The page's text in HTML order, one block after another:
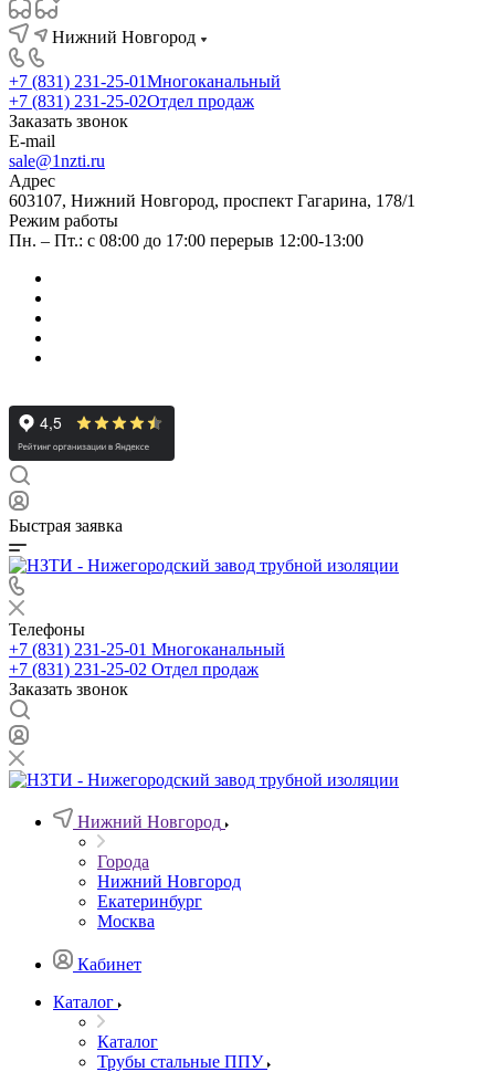
Нижний Новгород
+7 (831) 231-25-01Многоканальный
+7 (831) 231-25-02Отдел продаж
Заказать звонок
E-mail
sale@1nzti.ru
Адрес
603107, Нижний Новгород, проспект Гагарина, 178/1
Режим работы
Пн. – Пт.: с 08:00 до 17:00 перерыв 12:00-13:00
Быстрая заявка
Телефоны
+7 (831) 231-25-01 Многоканальный
+7 (831) 231-25-02 Отдел продаж
Заказать звонок
Нижний Новгород
Города
Нижний Новгород
Екатеринбург
Москва
Кабинет
Каталог
Каталог
Трубы стальные ППУ